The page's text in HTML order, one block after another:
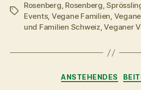
Schlagwörter
Rosenberg, Rosenberg,
Events, Vegane Familien,
und Familien Schweiz,Veganer
ANSTEHENDES